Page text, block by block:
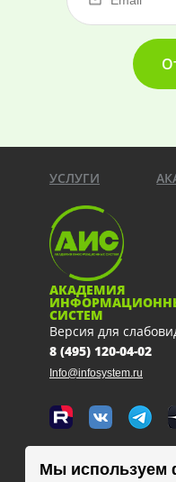
УСЛУГИ
АКАДЕМИЯ
СИСТЕМ
Версия для
8 (495) 120-04-02
Info@infosystem.ru
Москва, 111123, ул.
схема проезда
Мы используем